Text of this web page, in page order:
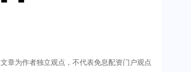
文章为作者独立观点，不代表免息配资门户观点